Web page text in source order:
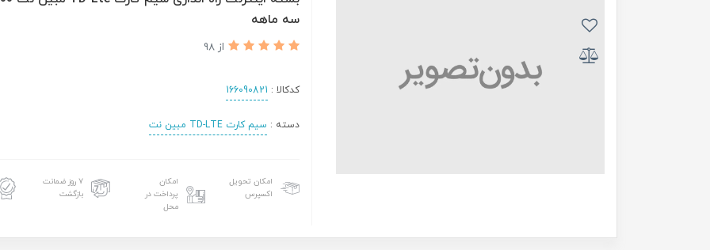
سه ماهه
از 98
کدکالا : 166090821
دسته : سیم کارت TD-LTE مبین نت
امکان تحویل
اکسپرس
امکان
پرداخت در
محل
۷ روز ضمانت
بازگشت